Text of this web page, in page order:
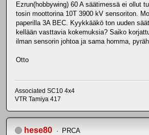
Ezrun(hobbywing) 60 A säätimessä ei ollut
tosin moottorina 10T 3900 kV sensoriton.
paperilla 3A BEC. Kyykkääkö ton uuden
kellään vasttavia kokemuksia? Saiko
ilman sensorin johtoa ja sama homma,
Otto
Associated SC10 4x4
VTR Tamiya 417
hese80 PRCA